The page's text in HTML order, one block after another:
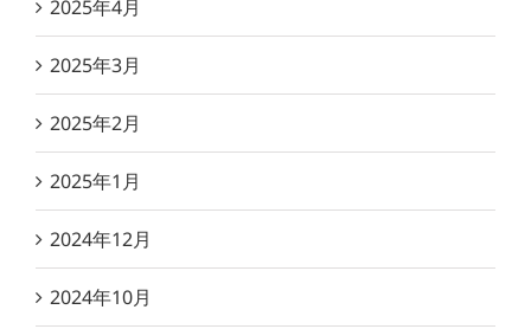
2025年4月
2025年3月
2025年2月
2025年1月
2024年12月
2024年10月